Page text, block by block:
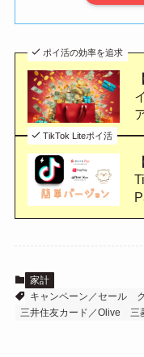
ポイ活の効率を追求
TikTok Liteポイ活
家計
キャンペーン／セール
三井住友カード／Olive
三